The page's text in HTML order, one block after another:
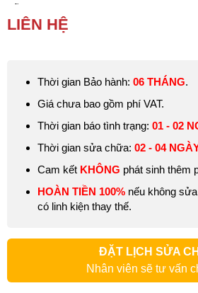
người dùng MacBook, ảnh hưởng đến
thấy có dấu hiệu cổng USB bị hư hãy
LIÊN HỆ
Thời gian Bảo hành: 06 THÁNG.
Giá chưa bao gồm phí VAT.
Thời gian báo tình trạng: 01 - 02
Thời gian sửa chữa: 02 - 04
Cam kết KHÔNG phát sinh thêm
HOÀN TIỀN 100% nếu không
có linh kiện thay thế.
ĐẶT LỊCH SỬA
Nhân viên sẽ tư vấn